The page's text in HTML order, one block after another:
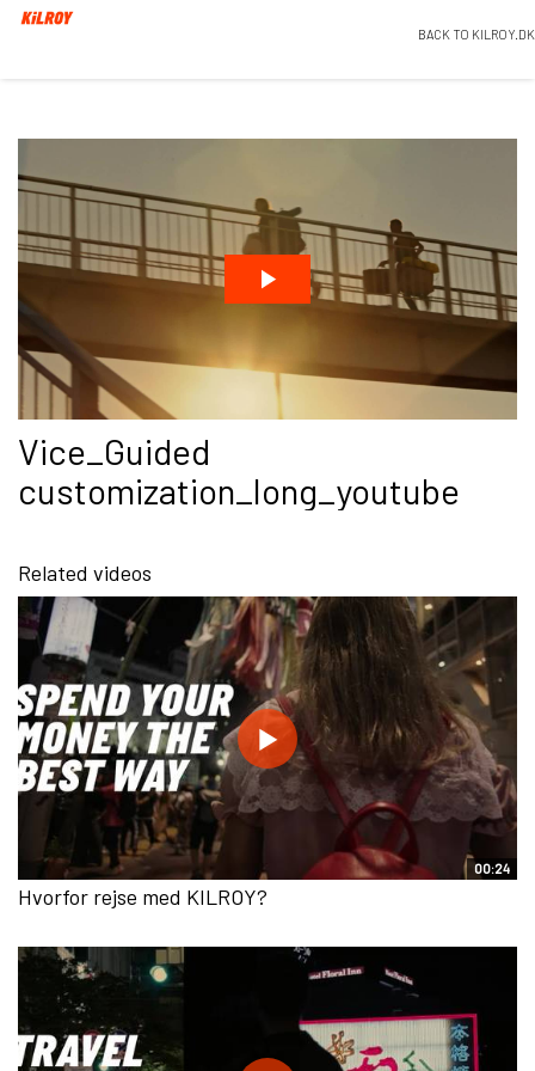
BACK TO KILROY.DK
Vice_Guided
customization_long_youtube
Related videos
00:24
Hvorfor rejse med KILROY?